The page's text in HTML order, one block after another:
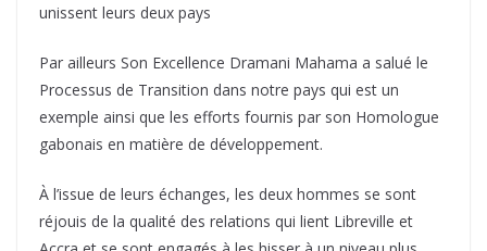
unissent leurs deux pays
Par ailleurs Son Excellence Dramani Mahama a salué le
Processus de Transition dans notre pays qui est un
exemple ainsi que les efforts fournis par son Homologue
gabonais en matière de développement.
À l’issue de leurs échanges, les deux hommes se sont
réjouis de la qualité des relations qui lient Libreville et